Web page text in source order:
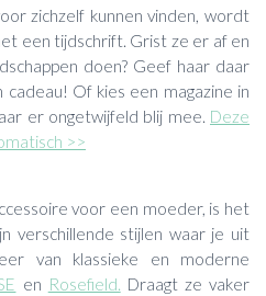
zichzelf kunnen vinden, wordt
een tijdschrift. Grist ze er af en
doen? Geef haar daar
cadeau! Of kies een magazine in
er ongetwijfeld blij mee. Deze
>>
voor een moeder, is het
verschillende stijlen waar je uit
van klassieke en moderne
en Rosefield. Draagt ze vaker